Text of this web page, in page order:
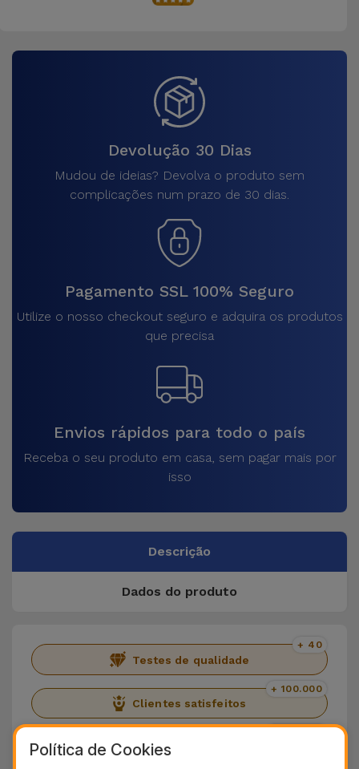
Devolução 30 Dias
Mudou de ideias? Devolva o produto sem
complicações num prazo de 30 dias.
Pagamento SSL 100% Seguro
Utilize o nosso checkout seguro e adquira os produtos
que precisa
Envios rápidos para todo o país
Receba o seu produto em casa, sem pagar mais por
isso
Descrição
Dados do produto
Testes de qualidade
+ 40
Clientes satisfeitos
+ 100.000
Garantia Duradoura
Política de Cookies